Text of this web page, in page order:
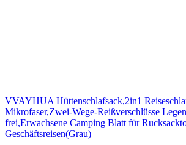
VVAYHUA Hüttenschlafsack,2in1
Mikrofaser,Zwei-Wege-Reißverschlüsse
frei,Erwachsene Camping Blatt für
Geschäftsreisen(Grau)